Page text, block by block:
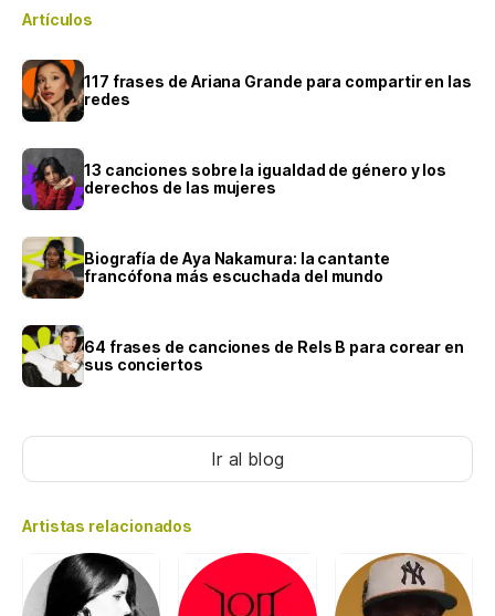
Artículos
117 frases de Ariana Grande para compartir en las
redes
13 canciones sobre la igualdad de género y los
derechos de las mujeres
Biografía de Aya Nakamura: la cantante
francófona más escuchada del mundo
64 frases de canciones de Rels B para corear en
sus conciertos
Ir al blog
Artistas relacionados